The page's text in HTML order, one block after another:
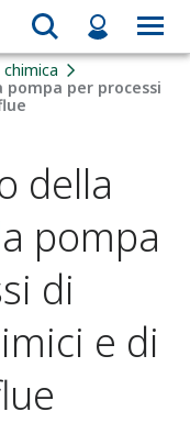
per processi
della
pompa
di
e di